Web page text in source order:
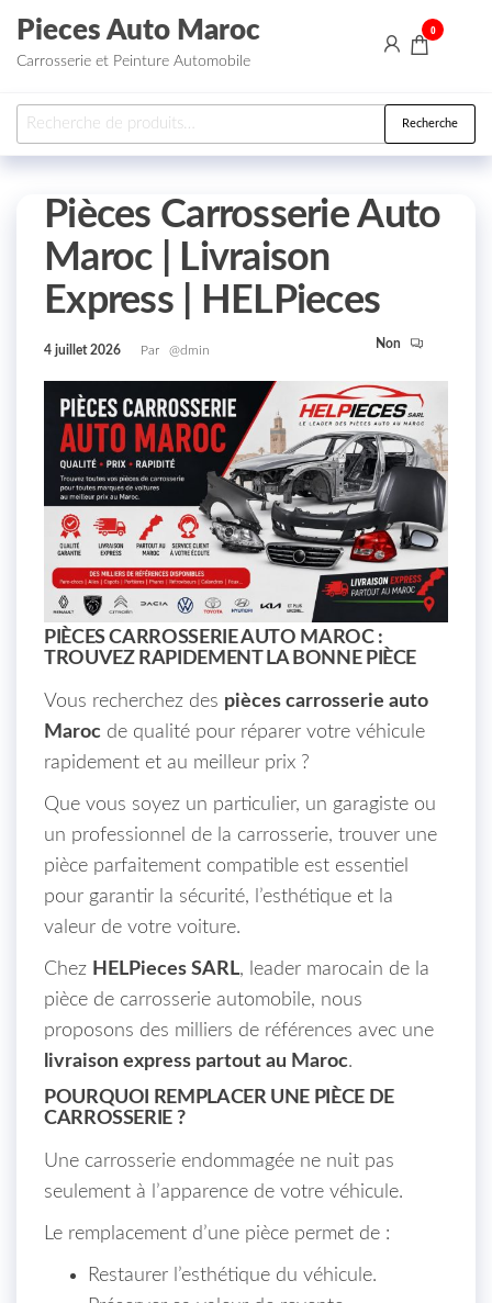
Aller au contenu
Pieces Auto Maroc
Carrosserie et Peinture Automobile
0
Recherche pour : Recherche
Pièces Carrosserie Auto
Maroc | Livraison
Express | HELPieces
4 juillet 2026 Par @dmin Non
PIÈCES CARROSSERIE AUTO MAROC :
TROUVEZ RAPIDEMENT LA BONNE PIÈCE
Vous recherchez des pièces carrosserie auto
Maroc de qualité pour réparer votre véhicule
rapidement et au meilleur prix ?
Que vous soyez un particulier, un garagiste ou
un professionnel de la carrosserie, trouver une
pièce parfaitement compatible est essentiel
pour garantir la sécurité, l’esthétique et la
valeur de votre voiture.
Chez HELPieces SARL, leader marocain de la
pièce de carrosserie automobile, nous
proposons des milliers de références avec une
livraison express partout au Maroc.
POURQUOI REMPLACER UNE PIÈCE DE
CARROSSERIE ?
Une carrosserie endommagée ne nuit pas
seulement à l’apparence de votre véhicule.
Le remplacement d’une pièce permet de :
Restaurer l’esthétique du véhicule.